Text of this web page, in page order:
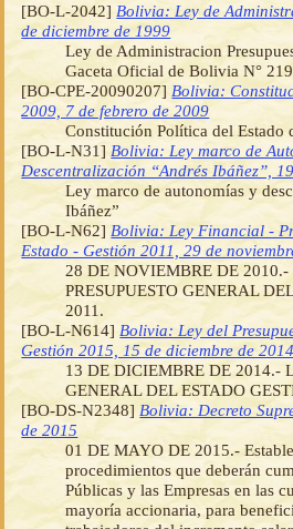
[BO-L-2042] Bolivia: Ley de
de diciembre de 1999
Ley de Administracion
Gaceta Oficial de Bolivia N°
[BO-CPE-20090207] Bolivia:
2009, 7 de febrero de 2009
Constitución Política del Estado
[BO-L-N31] Bolivia: Ley marco de
Descentralización “Andrés Ibáñez”,
Ley marco de autonomías y
Ibáñez”
[BO-L-N62] Bolivia: Ley Financial -
Estado - Gestión 2011, 29 de
28 DE NOVIEMBRE DE
PRESUPUESTO GENERAL
2011.
[BO-L-N614] Bolivia: Ley del
Gestión 2015, 15 de diciembre de 2014
13 DE DICIEMBRE DE 2014.-
GENERAL DEL ESTADO
[BO-DS-N2348] Bolivia: Decreto
de 2015
01 DE MAYO DE 2015.-
procedimientos que deberán
Públicas y las Empresas en las
mayoría accionaria, para